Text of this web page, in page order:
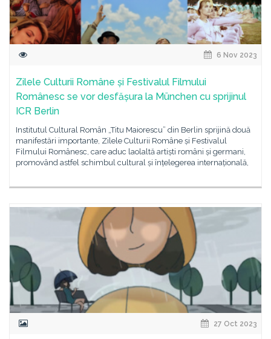
6 Nov 2023
Zilele Culturii Române și Festivalul Filmului
Românesc se vor desfășura la München cu sprijinul
ICR Berlin
Institutul Cultural Român „Titu Maiorescu” din Berlin sprijină două
manifestări importante, Zilele Culturii Române și Festivalul
Filmului Românesc, care aduc laolaltă artiști români și germani,
promovând astfel schimbul cultural și înțelegerea internațională,
27 Oct 2023